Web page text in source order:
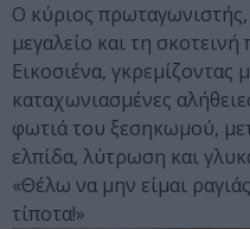
Ο κύριος
μεγαλείο και τη
Εικοσιένα,
καταχωνιασμένες
φωτιά του ξεσηκωμού,
ελπίδα, λύτρωση και
«Θέλω να μην είμαι
τίποτα!»